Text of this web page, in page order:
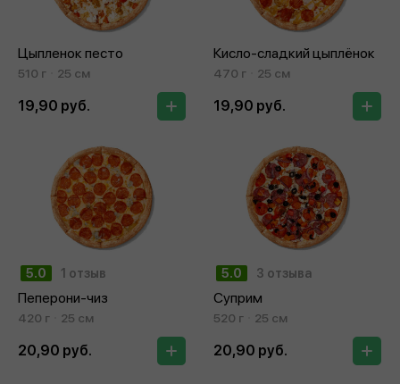
Цыпленок песто
510 г 25 см
19,90 руб.
Кисло-сладкий цыплёнок
470 г 25 см
19,90 руб.
5.0 1 отзыв
Пеперони-чиз
420 г 25 см
20,90 руб.
5.0 3 отзыва
Суприм
520 г 25 см
20,90 руб.